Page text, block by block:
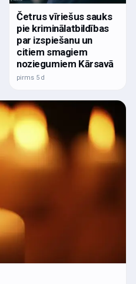
Četrus vīriešus sauks
pie kriminālatbildības
par izspiešanu un
citiem smagiem
noziegumiem Kārsavā
pirms 5 d